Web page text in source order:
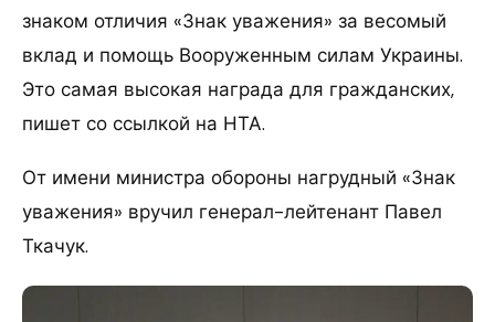
знаком отличия «Знак уважения» за весомый
вклад и помощь Вооруженным силам Украины.
Это самая высокая награда для гражданских,
пишет со ссылкой на НТА.
От имени министра обороны нагрудный «Знак
уважения» вручил генерал-лейтенант Павел
Ткачук.